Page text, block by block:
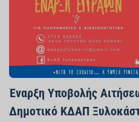
Έναρξη Υποβολής
Δημοτικό ΚΔΑΠ